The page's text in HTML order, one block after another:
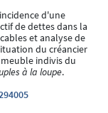
d'une
de dettes dans la
et analyse de
du créancier
indivis du
à la loupe.